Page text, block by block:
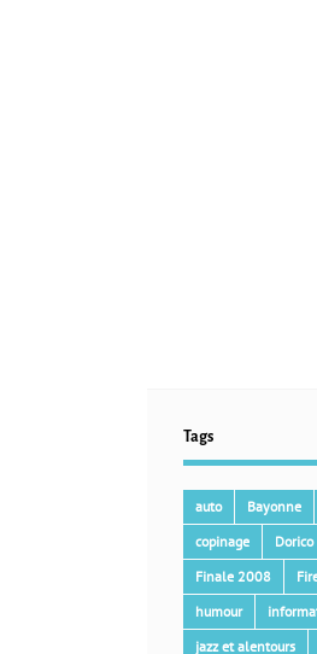
Tags
auto Bayonne
copinage
Dorico
Finale 2008
humour
jazz et alentours